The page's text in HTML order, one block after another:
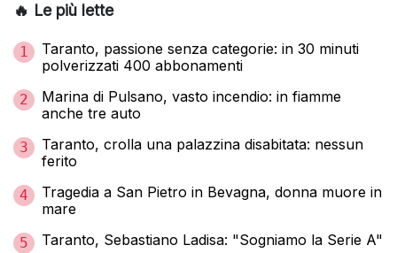
🔥 Le più lette
1
Taranto, passione senza categorie: in 30 minuti
polverizzati 400 abbonamenti
2
Marina di Pulsano, vasto incendio: in fiamme
anche tre auto
3
Taranto, crolla una palazzina disabitata: nessun
ferito
4
Tragedia a San Pietro in Bevagna, donna muore in
mare
5 Taranto, Sebastiano Ladisa: "Sogniamo la Serie A"